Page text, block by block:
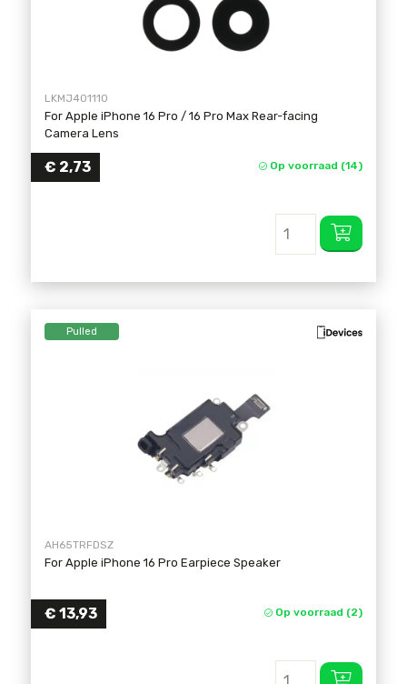
LKMJ401110
For Apple iPhone 16 Pro / 16 Pro Max Rear-facing
Camera Lens
€ 2,73 Op voorraad (14)
Pulled
AH65TRFDSZ
For Apple iPhone 16 Pro Earpiece Speaker
€ 13,93 Op voorraad (2)